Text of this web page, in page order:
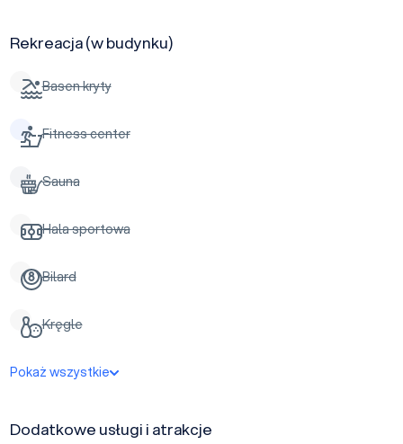
Rekreacja (w budynku)
Basen kryty
Fitness center
Sauna
Hala sportowa
Bilard
Kręgle
Pokaż wszystkie
Dodatkowe usługi i atrakcje